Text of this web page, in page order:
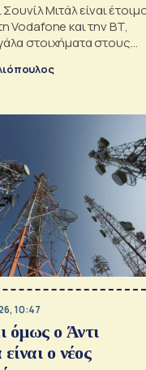
Σουνίλ Μιτάλ είναι
Vodafone και την BT,
στοιχήματα στους
10:47
όμως ο Άντι
ο νέος